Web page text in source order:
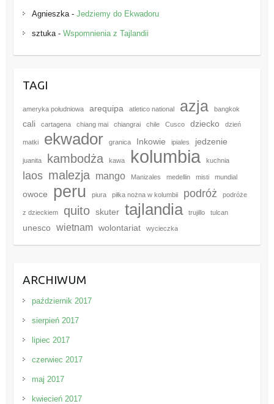
Agnieszka- Jedziemy do Ekwadoru
sztuka- Wspomnienia z Tajlandii
TAGI
ameryka południowa arequipa atletico national azja bangkok
cali cartagena chiang mai chiangrai chile Cusco dziecko dzień
matki ekwador granica Inkowie ipiales jedzenie
juanita kambodża kawa kolumbia kuchnia
laos malezja mango Manizales medellin misti mundial
owoce peru piura piłka nożna w kolumbii podróż podróże
z dzieckiem quito skuter tajlandia trujillo tulcan
unesco wietnam wolontariat wycieczka
ARCHIWUM
październik 2017
sierpień 2017
lipiec 2017
czerwiec 2017
maj 2017
kwiecień 2017